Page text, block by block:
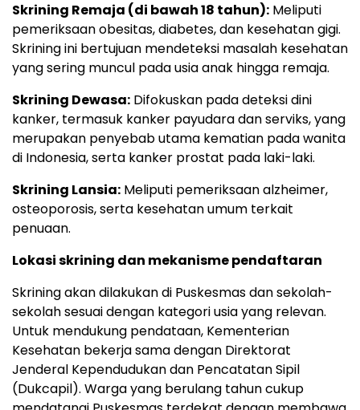
Skrining Remaja (di bawah 18 tahun): Meliputi
pemeriksaan obesitas, diabetes, dan kesehatan gigi.
Skrining ini bertujuan mendeteksi masalah kesehatan
yang sering muncul pada usia anak hingga remaja.
Skrining Dewasa: Difokuskan pada deteksi dini
kanker, termasuk kanker payudara dan serviks, yang
merupakan penyebab utama kematian pada wanita
di Indonesia, serta kanker prostat pada laki-laki.
Skrining Lansia: Meliputi pemeriksaan alzheimer,
osteoporosis, serta kesehatan umum terkait
penuaan.
Lokasi skrining dan mekanisme pendaftaran
Skrining akan dilakukan di Puskesmas dan sekolah-
sekolah sesuai dengan kategori usia yang relevan.
Untuk mendukung pendataan, Kementerian
Kesehatan bekerja sama dengan Direktorat
Jenderal Kependudukan dan Pencatatan Sipil
(Dukcapil). Warga yang berulang tahun cukup